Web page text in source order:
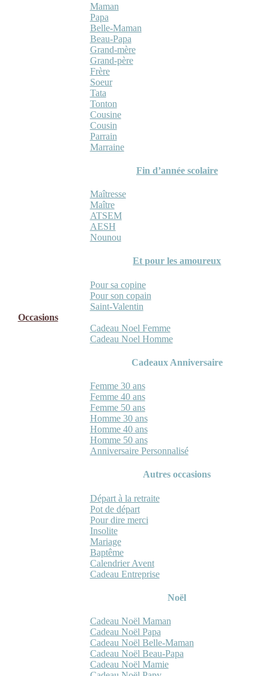
Maman
Papa
Belle-Maman
Beau-Papa
Grand-mère
Grand-père
Frère
Soeur
Tata
Tonton
Cousine
Cousin
Parrain
Marraine
Fin d’année scolaire
Maîtresse
Maître
ATSEM
AESH
Nounou
Et pour les amoureux
Pour sa copine
Pour son copain
Saint-Valentin
Occasions
Cadeau Noel Femme
Cadeau Noel Homme
Cadeaux Anniversaire
Femme 30 ans
Femme 40 ans
Femme 50 ans
Homme 30 ans
Homme 40 ans
Homme 50 ans
Anniversaire Personnalisé
Autres occasions
Départ à la retraite
Pot de départ
Pour dire merci
Insolite
Mariage
Baptême
Calendrier Avent
Cadeau Entreprise
Noël
Cadeau Noël Maman
Cadeau Noël Papa
Cadeau Noël Belle-Maman
Cadeau Noël Beau-Papa
Cadeau Noël Mamie